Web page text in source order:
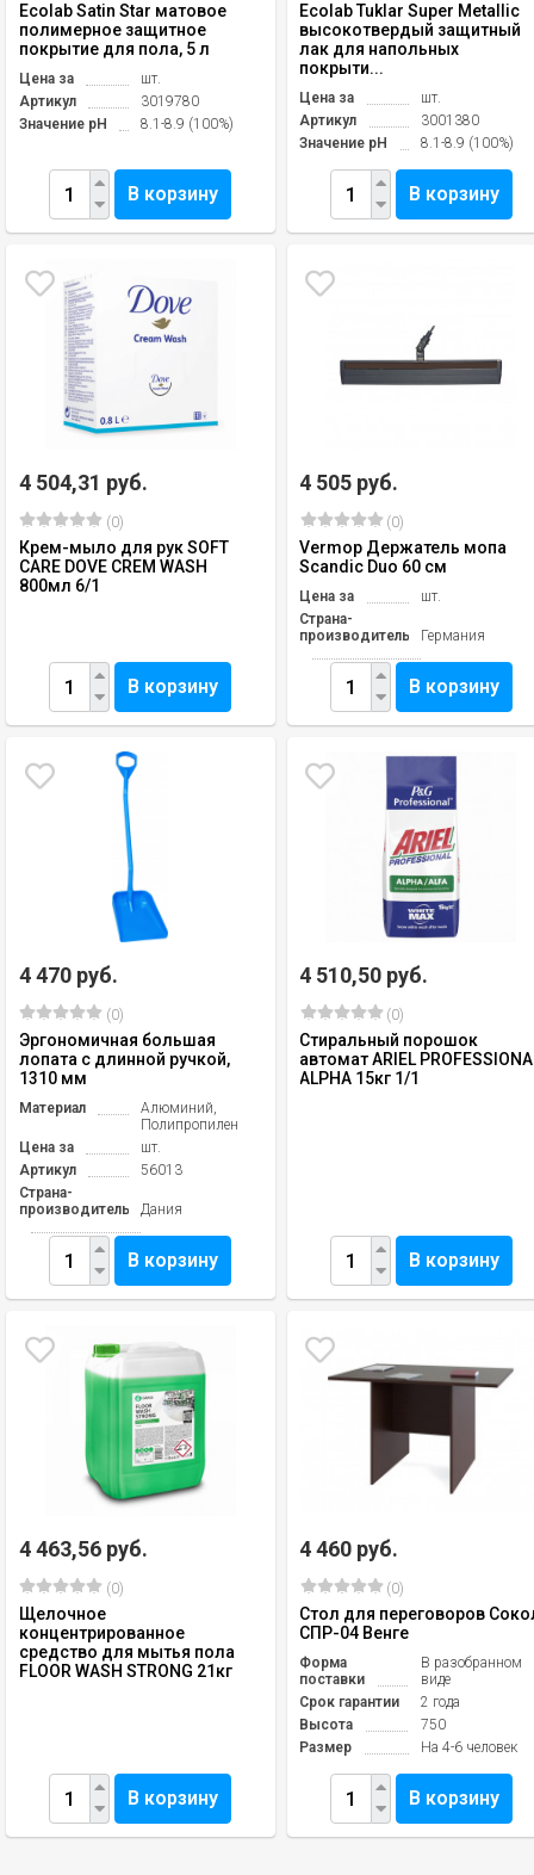
Ecolab Satin Star матовое
полимерное защитное
покрытие для пола, 5 л
Цена за
шт.
Артикул
3019780
Значение pH
8.1-8.9 (100%)
В корзину
Ecolab Tuklar Super Metallic
высокотвердый защитный
лак для напольных
покрыти...
Цена за
шт.
Артикул
3001380
Значение pH
8.1-8.9 (100%)
В корзину
4 504,31 руб.
(0)
Крем-мыло для рук SOFT
CARE DOVE CREM WASH
800мл 6/1
В корзину
4 505 руб.
(0)
Vermop Держатель мопа
Scandic Duo 60 см
Цена за
шт.
Страна-
производитель
Германия
В корзину
4 470 руб.
(0)
Эргономичная большая
лопата с длинной ручкой,
1310 мм
Материал
Алюминий,
Полипропилен
Цена за
шт.
Артикул
56013
Страна-
производитель
Дания
В корзину
4 510,50 руб.
(0)
Стиральный порошок
автомат ARIEL
ALPHA 15кг 1/1
В корзину
4 463,56 руб.
(0)
Щелочное
концентрированное
средство для мытья пола
FLOOR WASH STRONG 21кг
В корзину
4 460 руб.
(0)
Стол для переговоров
СПР-04 Венге
Форма
поставки
В разобранном
виде
Срок гарантии
2 года
Высота
750
Размер
На 4-6 человек
В корзину